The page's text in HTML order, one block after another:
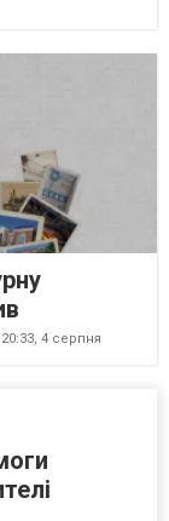
20:33, 4 серпня